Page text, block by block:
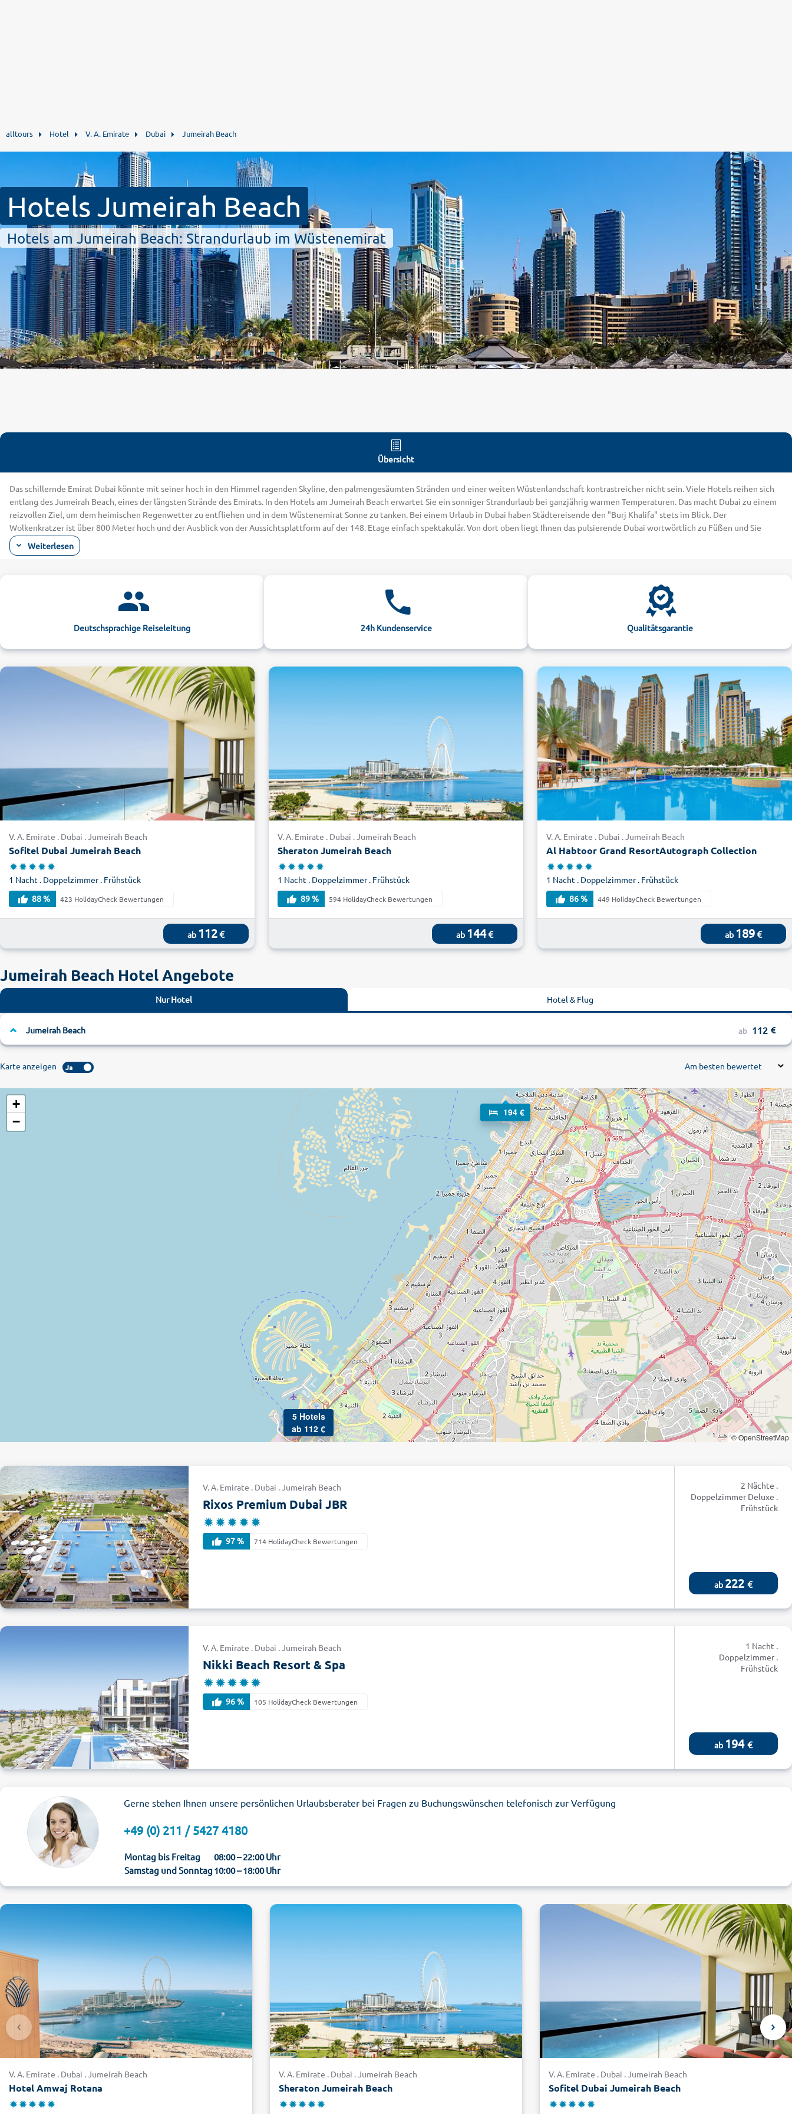
alltours Hotel V. A. Emirate Dubai Jumeirah Beach
Hotels Jumeirah Beach
Hotels am Jumeirah Beach: Strandurlaub im Wüstenemirat
Übersicht
Das schillernde Emirat Dubai könnte mit seiner hoch in den Himmel ragenden Skyline, den palmengesäumten Stränden und einer weiten Wüstenlandschaft kontrastreicher nicht sein. Viele Hotels reihen sich
entlang des Jumeirah Beach, eines der längsten Strände des Emirats. In den Hotels am Jumeirah Beach erwartet Sie ein sonniger Strandurlaub bei ganzjährig warmen Temperaturen. Das macht Dubai zu einem
reizvollen Ziel, um dem heimischen Regenwetter zu entfliehen und in dem Wüstenemirat Sonne zu tanken. Bei einem Urlaub in Dubai haben Städtereisende den "Burj Khalifa" stets im Blick. Der
Wolkenkratzer ist über 800 Meter hoch und der Ausblick von der Aussichtsplattform auf der 148. Etage einfach spektakulär. Von dort oben liegt Ihnen das pulsierende Dubai wortwörtlich zu Füßen und Sie
können weit auf das Meer hinaus blicken. Wer sich für die Historie des Emirats interessiert, sollte einen Besuch im regionalgeschichtlichen Dubai Museum einplanen. Dieses liegt nicht weit von Dubais Altstadt
entfernt, die Sie mit ihren eng an eng stehenden Häusern und den schmalen Gassen in das "alte Dubai" entführt. Lassen auch Sie sich in den Ferien vom Facettenreichtum des Emirats begeistern und buchen
Die Faszination der Wüste im Hotel-Urlaub am Jumeirah Beach erleben
Lassen Sie sich im Dubai-Urlaub von Ihrem Hotel am Jumeirah Beach aus einen Tagesausflug in die Wüste nicht entgehen. Ganz traditionell erkunden Sie die schier endlose Sandfläche auf dem Rücken eines
Kamels. Action pur erwartet Aktivurlauber hingegen auf einer Wüstensafari mit dem Jeep, mit dem Sie auf rasanter Tour die hoch aufragenden Dünenkämme erklimmen. Wer es sportlich mag, sollte unbedingt
das Sandboarding ausprobieren, bei dem Sie sich steil in die Kurve legen und die Dünen hinabsurfen. Abenteuerlustige können auch eine Übernachtung in der Wüste in Erwägung ziehen. Am Abend erstrahlt die
zurückerinnern werden. Mit den attraktiven Angeboten bei alltours für Hotels am Jumeirah Beach buchen Sie Ihren Urlaub in Dubai jetzt zum kleinen Preis!
Weiterlesen
Deutschsprachige Reiseleitung 24h Kundenservice Qualitätsgarantie
V. A. Emirate . Dubai . Jumeirah Beach
Sofitel Dubai Jumeirah Beach
1 Nacht . Doppelzimmer . Frühstück
88 %
423 HolidayCheck Bewertungen
ab 112€
V. A. Emirate . Dubai . Jumeirah Beach
Sheraton Jumeirah Beach
1 Nacht . Doppelzimmer . Frühstück
89 %
594 HolidayCheck Bewertungen
ab 144€
V. A. Emirate . Dubai . Jumeirah Beach
Al Habtoor Grand ResortAutograph Collection
1 Nacht . Doppelzimmer . Frühstück
86 %
449 HolidayCheck Bewertungen
ab 189€
Jumeirah Beach Hotel Angebote
Nur Hotel Hotel & Flug
Jumeirah Beach ab 112
Karte anzeigen Ja Am besten bewertet
194 €
5 Hotels
ab 112 €
+
−
© OpenStreetMap
V. A. Emirate . Dubai . Jumeirah Beach
Rixos Premium Dubai JBR
97 % 714 HolidayCheck Bewertungen
2 Nächte .
Doppelzimmer Deluxe .
Frühstück
ab 222 €
V. A. Emirate . Dubai . Jumeirah Beach
Nikki Beach Resort & Spa
96 % 105 HolidayCheck Bewertungen
1 Nacht .
Doppelzimmer .
Frühstück
ab 194 €
Gerne stehen Ihnen unsere persönlichen Urlaubsberater bei Fragen zu Buchungswünschen telefonisch zur Verfügung
+49 (0) 211 / 5427 4180
Montag bis Freitag
08:00 – 22:00 Uhr
Samstag und Sonntag10:00 – 18:00 Uhr
V. A. Emirate . Dubai . Jumeirah Beach
Hotel Amwaj Rotana
V. A. Emirate . Dubai . Jumeirah Beach
Sheraton Jumeirah Beach
V. A. Emirate . Dubai . Jumeirah Beach
Sofitel Dubai Jumeirah Beach